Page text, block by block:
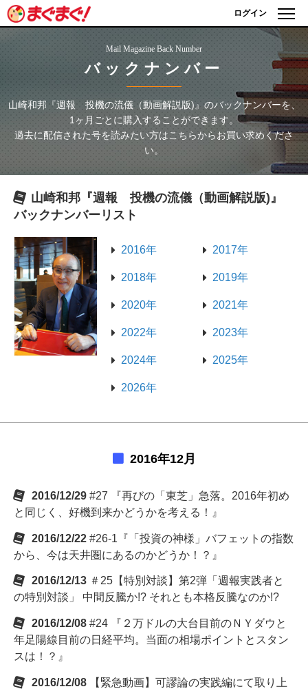
ログイン
Mail Magazine Back Number
バックナンバー
山崎和邦『週報 投機の流儀（動画解説版)』 のバックナンバーを、
1ヶ月ごとに購入することができます。
過去に配信された号を読みたい方はこちらからお買い求めくださ
い。
山崎和邦『週報 投機の流儀（動画解説版)』
バックナンバーリスト
2016年 2017年
2018年 2019年
2020年 2021年
2022年 2023年
2024年 2025年
2026年
2016年12月
2016/12/29 #27 『再びの「東芝」急落。2016年初め
と同じく、好機到来かどうかを考える！』
2016/12/22 #26-1『「投資の神様」バフェットの指数
から、今は天井圏にあるのかどうか！？』
2016/12/13 ＃25【特別対談】第2弾「週報実践者と
の特別対談」 中間反騰か!? それとも本格反騰なのか!?
2016/12/08 #24 『２万ドルの大台目前のＮＹダウと
年足陽線目前の日経平均。当面の相場ポイントとスタン
スは！？』
2016/12/08
【緊急動画】可謬論の実践編にて取り上